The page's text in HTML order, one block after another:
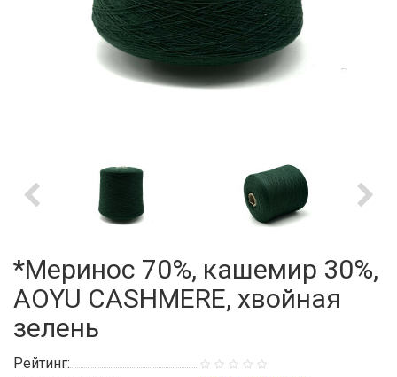
*Меринос 70%, кашемир 30%,
AOYU CASHMERE, хвойная
зелень
Рейтинг: